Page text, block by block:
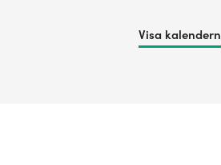
Visa kalendern